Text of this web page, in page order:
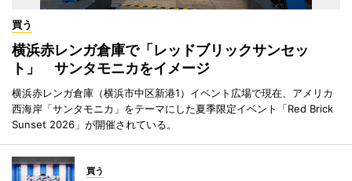
買う
横浜赤レンガ倉庫で「レッドブリックサンセッ
ト」 サンタモニカをイメージ
横浜赤レンガ倉庫（横浜市中区新港1）イベント広場で現在、アメリカ
西海岸「サンタモニカ」をテーマにした夏季限定イベント「Red Brick
Sunset 2026」が開催されている。
買う